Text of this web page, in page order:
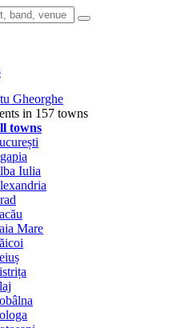
Gheorghe
in 157 towns
towns
Iulia
Mare